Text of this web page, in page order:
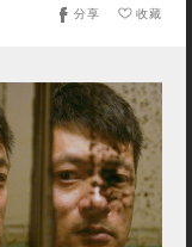
收藏
分享